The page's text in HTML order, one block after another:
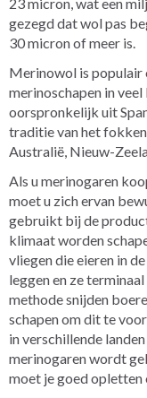
gezegd dat wol pas
30 micron of meer is.
Merinowol is populair
merinoschapen in
oorspronkelijk uit
traditie van het
Australië, Nieuw-
Als u merinogaren
moet u zich ervan
gebruikt bij de
klimaat worden
vliegen die eieren in
leggen en ze
methode snijden
schapen om dit te
in verschillende
merinogaren wordt
moet je goed opletten